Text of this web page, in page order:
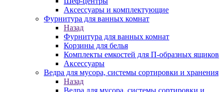
Аксессуары и комплектующие
Фурнитура для ванных комнат
Назад
Фурнитура для ванных комнат
Корзины для белья
Комплекты емкостей для П-образных ящиков
Аксессуары
Ведра для мусора, системы сортировки и хранения
Назад
Ведра для мусора, системы сортировки и